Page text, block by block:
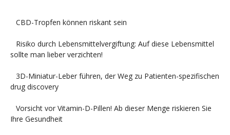
CBD-Tropfen können riskant sein
Risiko durch Lebensmittelvergiftung: Auf diese Lebensmittel
sollte man lieber verzichten!
3D-Miniatur-Leber führen, der Weg zu Patienten-spezifischen
drug discovery
Vorsicht vor Vitamin-D-Pillen! Ab dieser Menge riskieren Sie
Ihre Gesundheit